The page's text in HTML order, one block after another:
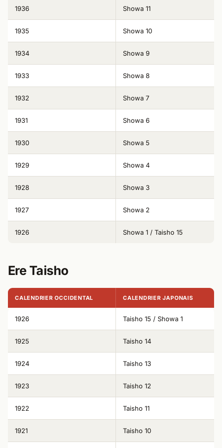
1936 Showa 11
1935 Showa 10
1934 Showa 9
1933 Showa 8
1932 Showa 7
1931 Showa 6
1930 Showa 5
1929 Showa 4
1928 Showa 3
1927 Showa 2
1926 Showa 1 / Taisho 15
Ere Taisho
CALENDRIER OCCIDENTAL CALENDRIER JAPONAIS
1926 Taisho 15 / Showa 1
1925 Taisho 14
1924 Taisho 13
1923 Taisho 12
1922 Taisho 11
1921 Taisho 10